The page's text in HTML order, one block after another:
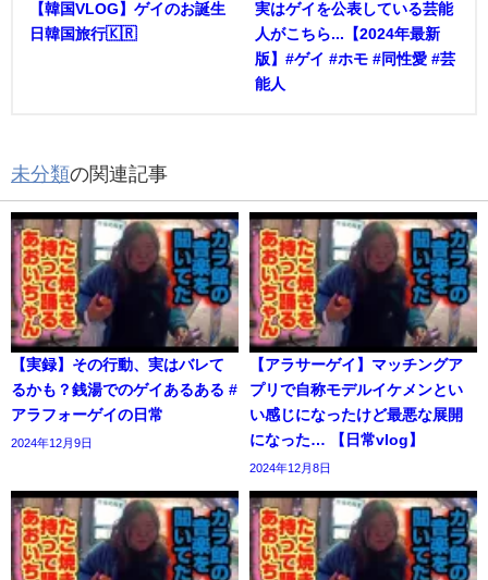
【韓国VLOG】ゲイのお誕生
日韓国旅行🇰🇷
実はゲイを公表している芸能
人がこちら...【2024年最新
版】#ゲイ #ホモ #同性愛 #芸
能人
未分類の関連記事
【実録】その行動、実はバレて
るかも？銭湯でのゲイあるある #
アラフォーゲイの日常
2024年12月9日
【アラサーゲイ】マッチングア
プリで自称モデルイケメンとい
い感じになったけど最悪な展開
になった… 【日常vlog】
2024年12月8日